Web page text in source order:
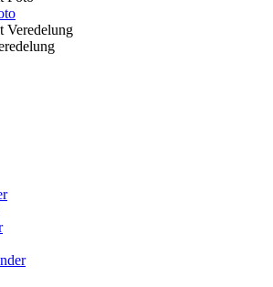
Veredelung